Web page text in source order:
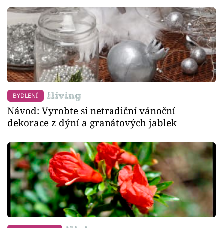
BYDLENÍ
Návod: Vyrobte si netradiční vánoční
dekorace z dýní a granátových jablek